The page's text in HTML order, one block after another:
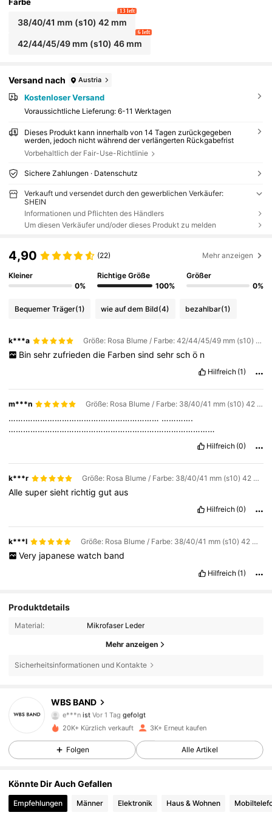
38/40/41 mm (s10) 42 mm
13 left
42/44/45/49 mm (s10) 46 mm
6 left
Versand nach Austria
Kostenloser Versand
Voraussichtliche Lieferung: 6-11 Werktagen
Dieses Produkt kann innerhalb von 14 Tagen zurückgegeben
werden, jedoch nicht während der verlängerten Rückgabefrist
Vorbehaltlich der Fair-Use-Richtlinie
Sichere Zahlungen · Datenschutz
Verkauft und versendet durch den gewerblichen Verkäufer:
SHEIN
Informationen und Pflichten des Händlers
Um diesen Verkäufer und/oder dieses Produkt zu melden
4,90 (22) Mehr anzeigen
Kleiner
0%
Richtige Größe
100%
Größer
0%
Bequemer Träger(1) wie auf dem Bild(4) bezahlbar(1)
k***a Größe: Rosa Blume / Farbe: 42/44/45/49 mm (s10) 46 mm
Bin sehr zufrieden die Farben sind sehr sch ö n
Hilfreich (1)
m***n Größe: Rosa Blume / Farbe: 38/40/41 mm (s10) 42 mm
…….………………………….…………………… ………….
…………………………………………………….……………………
Hilfreich (0)
k***r Größe: Rosa Blume / Farbe: 38/40/41 mm (s10) 42 mm
Allesupersieht richtiggutaus
Hilfreich (0)
k***l Größe: Rosa Blume / Farbe: 38/40/41 mm (s10) 42 mm
Very japanese watch band
Hilfreich (1)
Produktdetails
Material: Mikrofaser Leder
Mehr anzeigen
Sicherheitsinformationen und Kontakte
WBS BAND
4,82 845 Follower
e***nistVor 1 Tag
k***1ist am Durchsuchen
4,82
845 Follower
4,82 845 Follower
4,82 845 Follower
20K+ Kürzlich verkauft 3K+ Erneut kaufen
Folgen Alle Artikel
Könnte Dir Auch Gefallen
Empfehlungen Männer Elektronik Haus & Wohnen